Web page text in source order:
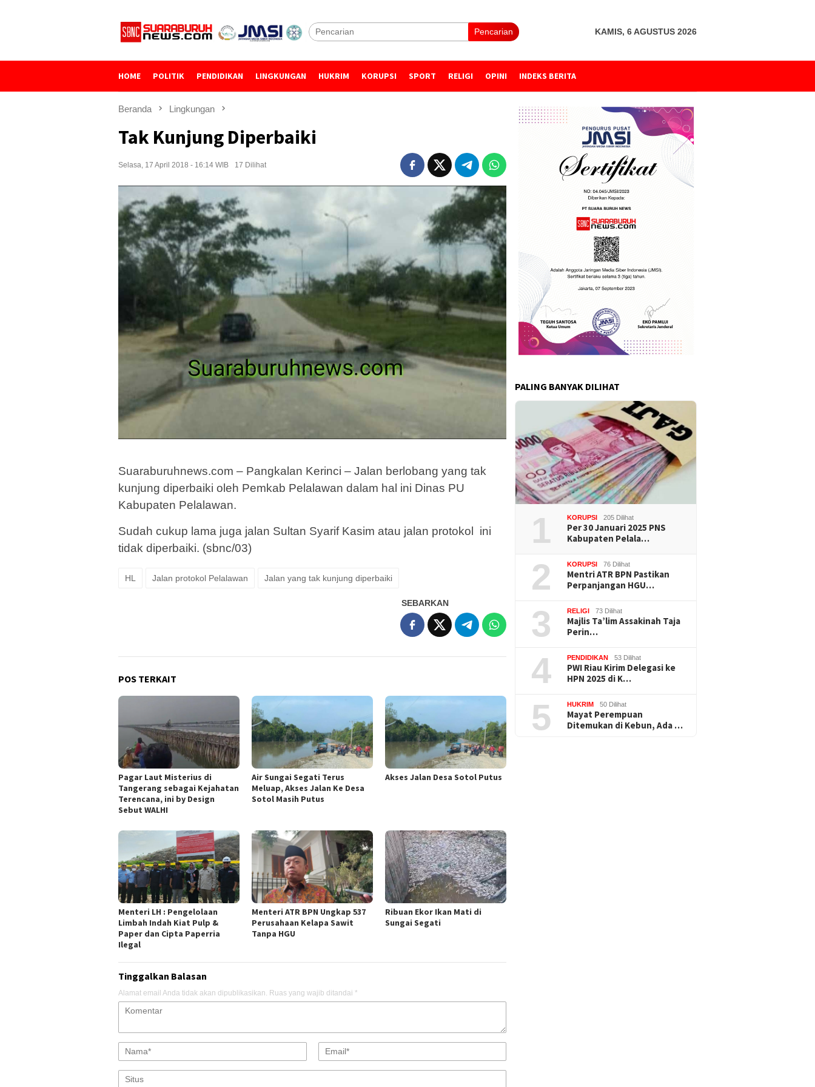
Pencarian KAMIS, 6 AGUSTUS 2026
HOME POLITIK PENDIDIKAN LINGKUNGAN HUKRIM KORUPSI SPORT RELIGI OPINI INDEKS BERITA
Beranda Lingkungan
Tak Kunjung Diperbaiki
Selasa, 17 April 2018 - 16:14 WIB 17 Dilihat
Suaraburuhnews.com – Pangkalan Kerinci – Jalan berlobang yang tak
kunjung diperbaiki oleh Pemkab Pelalawan dalam hal ini Dinas PU
Kabupaten Pelalawan.
Sudah cukup lama juga jalan Sultan Syarif Kasim atau jalan protokol ini
tidak diperbaiki. (sbnc/03)
HL Jalan protokol Pelalawan Jalan yang tak kunjung diperbaiki
SEBARKAN
POS TERKAIT
Pagar Laut Misterius di
Tangerang sebagai Kejahatan
Terencana, ini by Design
Sebut WALHI
Air Sungai Segati Terus
Meluap, Akses Jalan Ke Desa
Sotol Masih Putus
Akses Jalan Desa Sotol Putus
Menteri LH : Pengelolaan
Limbah Indah Kiat Pulp &
Paper dan Cipta Paperria
Ilegal
Menteri ATR BPN Ungkap 537
Perusahaan Kelapa Sawit
Tanpa HGU
Ribuan Ekor Ikan Mati di
Sungai Segati
Tinggalkan Balasan
Alamat email Anda tidak akan dipublikasikan. Ruas yang wajib ditandai *
PALING BANYAK DILIHAT
1 KORUPSI 205 Dilihat
Per 30 Januari 2025 PNS
Kabupaten Pelala…
2 KORUPSI 76 Dilihat
Mentri ATR BPN Pastikan
Perpanjangan HGU…
3 RELIGI 73 Dilihat
Majlis Ta’lim Assakinah Taja
Perin…
4 PENDIDIKAN 53 Dilihat
PWI Riau Kirim Delegasi ke
HPN 2025 di K…
5 HUKRIM 50 Dilihat
Mayat Perempuan
Ditemukan di Kebun, Ada …